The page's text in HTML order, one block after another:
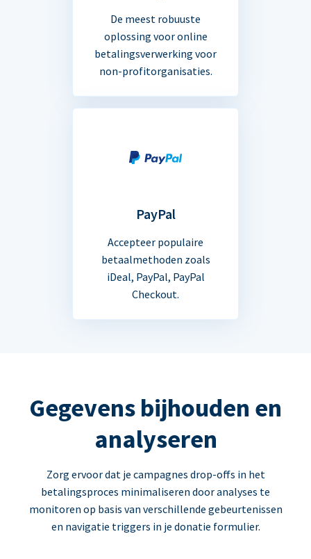
De meest robuuste
oplossing voor online
betalingsverwerking voor
non-profitorganisaties.
PayPal
Accepteer populaire
betaalmethoden zoals
iDeal, PayPal, PayPal
Checkout.
Gegevens bijhouden en
analyseren
Zorg ervoor dat je campagnes drop-offs in het
betalingsproces minimaliseren door analyses te
monitoren op basis van verschillende gebeurtenissen
en navigatie triggers in je donatie formulier.